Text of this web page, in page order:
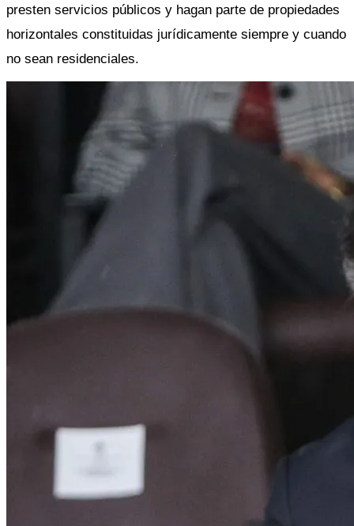
presten servicios públicos y hagan parte de propiedades
horizontales constituidas jurídicamente siempre y cuando
no sean residenciales.